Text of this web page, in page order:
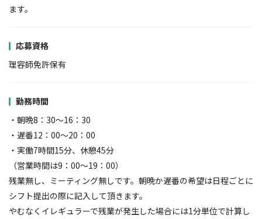
ます。
応募資格
理容師免許保有
勤務時間
・朝晩8：30～16：30
・遅番12：00～20：00
・実働7時間15分、休憩45分
（営業時間は9：00～19：00）
残業無し、ミーティング無しです。朝晩か遅番の希望は日程ごとに
シフト提出の際に記入して頂きます。
やむなくイレギュラーで残業が発生した場合には1分単位で計算し